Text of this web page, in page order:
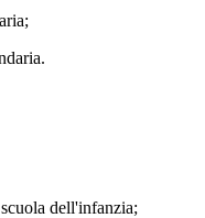
dell'infanzia;